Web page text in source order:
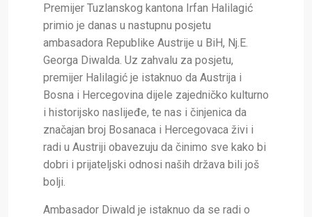
Premijer Tuzlanskog kantona Irfan Halilagić
primio je danas u nastupnu posjetu
ambasadora Republike Austrije u BiH, Nj.E.
Georga Diwalda. Uz zahvalu za posjetu,
premijer Halilagić je istaknuo da Austrija i
Bosna i Hercegovina dijele zajedničko kulturno
i historijsko naslijeđe, te nas i činjenica da
značajan broj Bosanaca i Hercegovaca živi i
radi u Austriji obavezuju da činimo sve kako bi
dobri i prijateljski odnosi naših država bili još
bolji.
Ambasador Diwald je istaknuo da se radi o